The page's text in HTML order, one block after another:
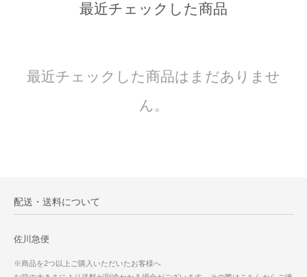
最近チェックした商品
最近チェックした商品はまだありませ
ん。
配送・送料について
佐川急便
※商品を2つ以上ご購入いただいたお客様へ